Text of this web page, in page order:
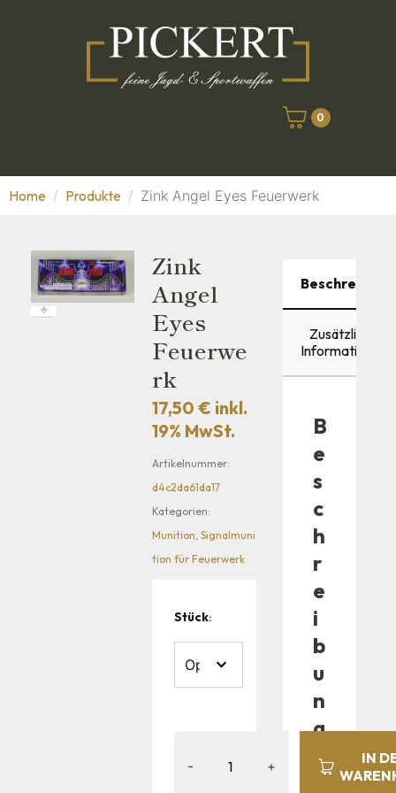
0
Home Produkte Zink Angel Eyes Feuerwerk
Zink
Angel
Eyes
Feuerwe
Rk
17,50€ inkl.
19% MwSt.
Artikelnummer:
d4c2da61da17
Kategorien:
Munition,Signalmuni
tion für Feuerwerk
Stück:
- +
IN
Beschreibung
Zusätzliche
Informationen
B
e
s
c
h
r
e
i
b
u
n
g
Zi